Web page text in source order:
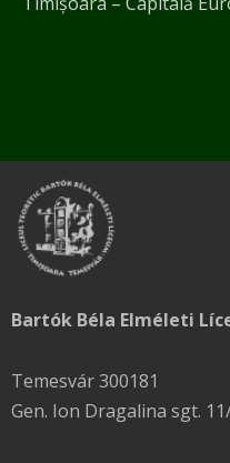
Bartók Béla Elméleti
Temesvár 300181
Gen. Ion Dragalina sgt.